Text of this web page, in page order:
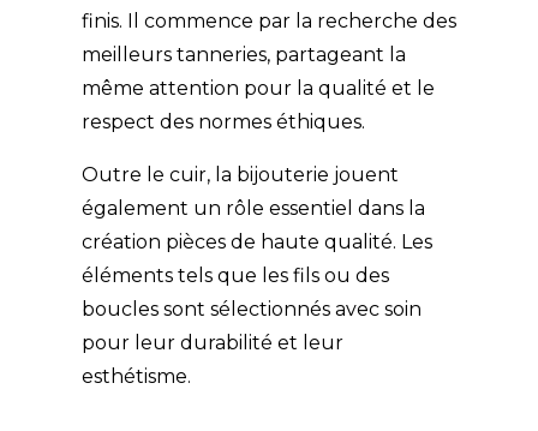
finis. Il commence par la recherche des
meilleurs tanneries, partageant la
même attention pour la qualité et le
respect des normes éthiques.
Outre le cuir, la bijouterie jouent
également un rôle essentiel dans la
création pièces de haute qualité. Les
éléments tels que les fils ou des
boucles sont sélectionnés avec soin
pour leur durabilité et leur
esthétisme.